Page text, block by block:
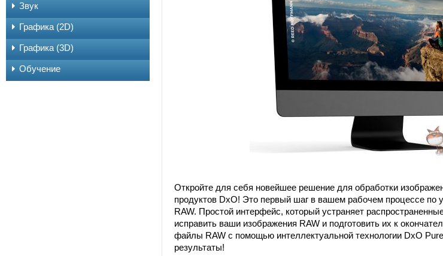
Откройте для себя новейшее решение для обработки
продуктов DxO! Это первый шаг в вашем рабочем процессе
RAW. Простой интерфейс, который устраняет
исправить ваши изображения RAW и подготовить их к
файлы RAW с помощью интеллектуальной технологии DxO
результаты!
Звук
Графика (2D)
Графика (3D)
Обучение